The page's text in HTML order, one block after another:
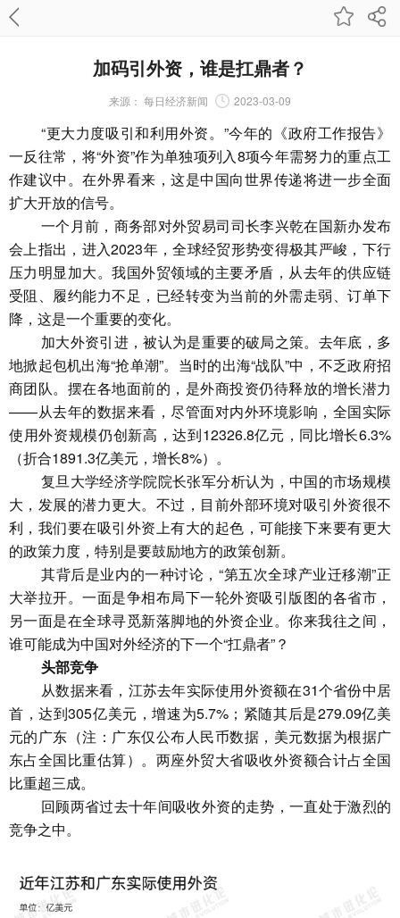
加码引外资，谁是扛鼎者？
来源： 每日经济新闻 2023-03-09
“更大力度吸引和利用外资。”今年的《政府工作报告》
一反往常，将“外资”作为单独项列入8项今年需努力的重点工
作建议中。在外界看来，这是中国向世界传递将进一步全面
扩大开放的信号。
一个月前，商务部对外贸易司司长李兴乾在国新办发布
会上指出，进入2023年，全球经贸形势变得极其严峻，下行
压力明显加大。我国外贸领域的主要矛盾，从去年的供应链
受阻、履约能力不足，已经转变为当前的外需走弱、订单下
降，这是一个重要的变化。
加大外资引进，被认为是重要的破局之策。去年底，多
地掀起包机出海“抢单潮”。当时的出海“战队”中，不乏政府招
商团队。摆在各地面前的，是外商投资仍待释放的增长潜力
——从去年的数据来看，尽管面对内外环境影响，全国实际
使用外资规模仍创新高，达到12326.8亿元，同比增长6.3%
（折合1891.3亿美元，增长8%）。
复旦大学经济学院院长张军分析认为，中国的市场规模
大，发展的潜力更大。不过，目前外部环境对吸引外资很不
利，我们要在吸引外资上有大的起色，可能接下来要有更大
的政策力度，特别是要鼓励地方的政策创新。
其背后是业内的一种讨论，“第五次全球产业迁移潮”正
大举拉开。一面是争相布局下一轮外资吸引版图的各省市，
另一面是在全球寻觅新落脚地的外资企业。你来我往之间，
谁可能成为中国对外经济的下一个“扛鼎者”？
头部竞争
从数据来看，江苏去年实际使用外资额在31个省份中居
首，达到305亿美元，增速为5.7%；紧随其后是279.09亿美
元的广东（注：广东仅公布人民币数据，美元数据为根据广
东占全国比重估算）。两座外贸大省吸收外资额合计占全国
比重超三成。
回顾两省过去十年间吸收外资的走势，一直处于激烈的
竞争之中。